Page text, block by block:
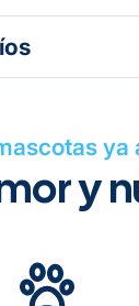
pedidos
ya
y